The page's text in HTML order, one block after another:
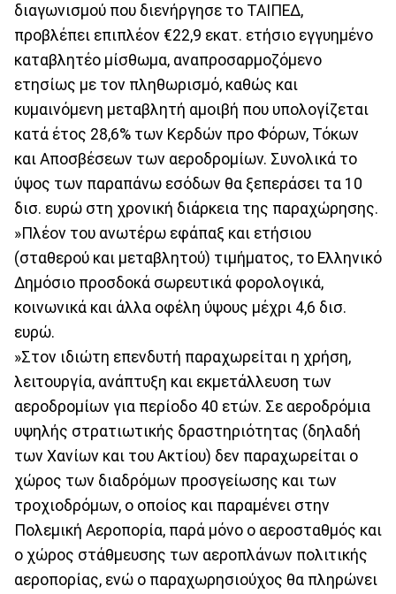
διαγωνισμού που διενήργησε το ΤΑΙΠΕΔ,
προβλέπει επιπλέον €22,9 εκατ. ετήσιο εγγυημένο
καταβλητέο μίσθωμα, αναπροσαρμοζόμενο
ετησίως με τον πληθωρισμό, καθώς και
κυμαινόμενη μεταβλητή αμοιβή που υπολογίζεται
κατά έτος 28,6% των Κερδών προ Φόρων, Τόκων
και Αποσβέσεων των αεροδρομίων. Συνολικά το
ύψος των παραπάνω εσόδων θα ξεπεράσει τα 10
δισ. ευρώ στη χρονική διάρκεια της παραχώρησης.
»Πλέον του ανωτέρω εφάπαξ και ετήσιου
(σταθερού και μεταβλητού) τιμήματος, το Ελληνικό
Δημόσιο προσδοκά σωρευτικά φορολογικά,
κοινωνικά και άλλα οφέλη ύψους μέχρι 4,6 δισ.
ευρώ.
»Στον ιδιώτη επενδυτή παραχωρείται η χρήση,
λειτουργία, ανάπτυξη και εκμετάλλευση των
αεροδρομίων για περίοδο 40 ετών. Σε αεροδρόμια
υψηλής στρατιωτικής δραστηριότητας (δηλαδή
των Χανίων και του Ακτίου) δεν παραχωρείται ο
χώρος των διαδρόμων προσγείωσης και των
τροχιοδρόμων, ο οποίος και παραμένει στην
Πολεμική Αεροπορία, παρά μόνο ο αεροσταθμός και
ο χώρος στάθμευσης των αεροπλάνων πολιτικής
αεροπορίας, ενώ ο παραχωρησιούχος θα πληρώνει